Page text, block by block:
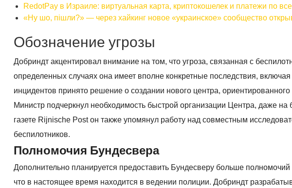
RedotPay в Израиле: виртуальная карта, криптокошелек и платежи по
«Ну шо, пішли?» — через хайкинг новое «украинское» сообщество
Обозначение угрозы
Добриндт акцентировал внимание на том, что угроза, связанная с
определенных случаях она имеет вполне конкретные последствия,
инцидентов принято решение о создании нового центра,
Министр подчеркнул необходимость быстрой организации Центра, даже
газете Rijnische Post он также упомянул работу над совместным
беспилотников.
Полномочия Бундесвера
Дополнительно планируется предоставить Бундесверу больше
что в настоящее время находится в ведении полиции. Добриндт